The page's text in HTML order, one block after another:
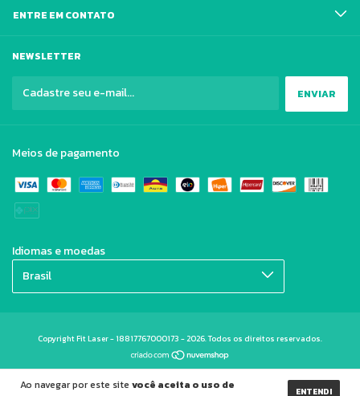
Ao navegar por este site você aceita o uso de
ENTENDI
ENTRE EM CONTATO
NEWSLETTER
Meios de pagamento
Idiomas e moedas
Copyright Fit Laser - 18817767000173 - 2026. Todos os direitos reservados.